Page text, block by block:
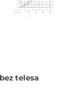
telesa